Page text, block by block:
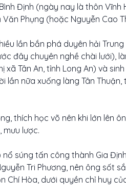
Định (ngày nay là thôn Vĩnh
Phụng (hoặc Nguyễn Cao
lần bắn phá duyên hải
đây chuyên nghề chài lưới),
xã Tân An, tỉnh Long An) và
lần nữa xuống làng Tân
thích học võ nên khi lớn lên
mưu lược.
nổ súng tấn công thành Gia
Tri Phương, nên ông sốt
Chí Hòa, dưới quyền chỉ huy